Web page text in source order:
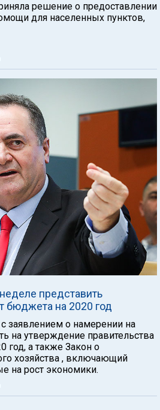
решение о предоставлении
для населенных пунктов,
представить
бюджета на 2020 год
заявлением о намерении на
на утверждение правительства
год, а также Закон о
хозяйства , включающий
на рост экономики.